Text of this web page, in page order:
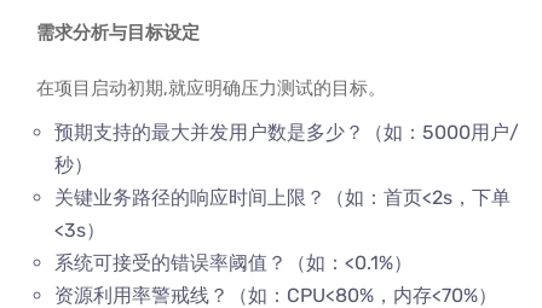
需求分析与目标设定
在项目启动初期,就应明确压力测试的目标。
预期支持的最大并发用户数是多少？（如：5000用户/
秒）
关键业务路径的响应时间上限？（如：首页<2s，下单
<3s）
系统可接受的错误率阈值？（如：<0.1%）
资源利用率警戒线？（如：CPU<80%，内存<70%）